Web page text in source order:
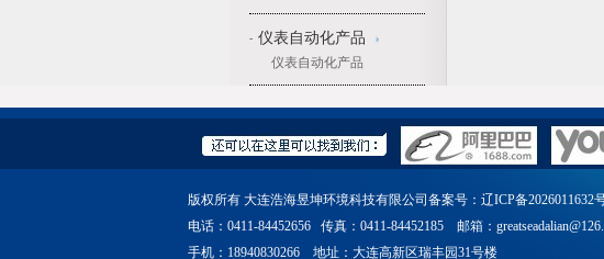
- 仪表自动化产品
仪表自动化产品
版权所有 大连浩海昱坤环境科技有限公司备案号： 辽ICP备2026011632
电话：0411-84452656 传真：0411-84452185 邮箱：
手机：18940830266 地址：大连高新区瑞丰园31号楼